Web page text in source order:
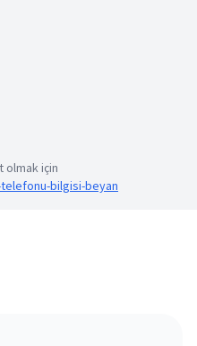
olmak için
bilgisi-beyan